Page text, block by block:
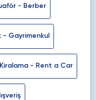
- Berber
- Gayrimenkul
- Rent a Car